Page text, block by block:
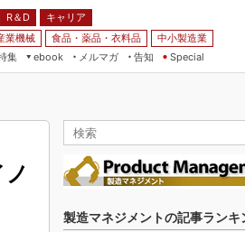
R＆D
キャリア
業機械 食品・薬品・衣料品
中小製造業
集
ebook
メルマガ
告知 Special
製造マネジメントの記事ランキ